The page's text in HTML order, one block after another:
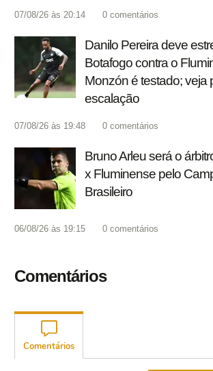
07/08/26 às 20:14 0 comentários
Danilo Pereira deve
Botafogo contra o
Monzón é testado; veja
escalação
07/08/26 às 19:48 0 comentários
Bruno Arleu será o
x Fluminense pelo
Brasileiro
06/08/26 às 19:15 0 comentários
Comentários